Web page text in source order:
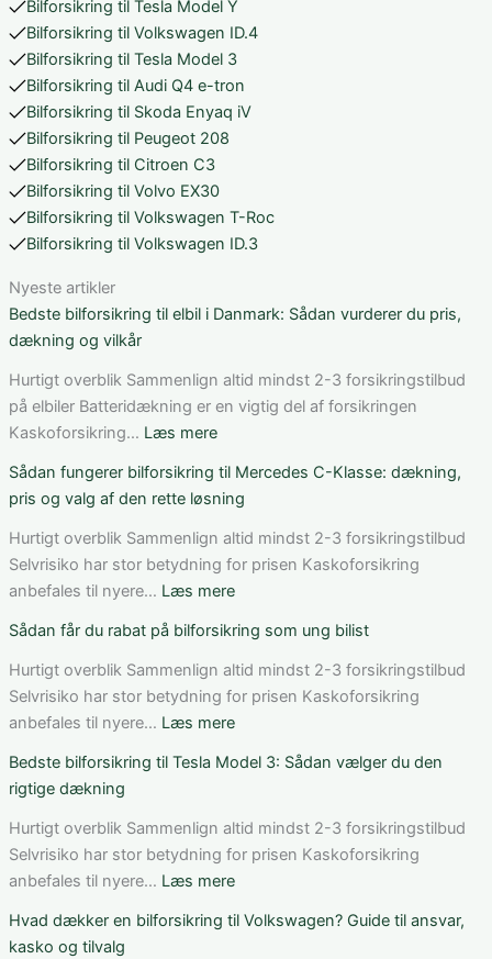
Bilforsikring til Tesla Model Y
Bilforsikring til Volkswagen ID.4
Bilforsikring til Tesla Model 3
Bilforsikring til Audi Q4 e-tron
Bilforsikring til Skoda Enyaq iV
Bilforsikring til Peugeot 208
Bilforsikring til Citroen C3
Bilforsikring til Volvo EX30
Bilforsikring til Volkswagen T-Roc
Bilforsikring til Volkswagen ID.3
Nyeste artikler
Bedste bilforsikring til elbil i Danmark: Sådan vurderer du pris,
dækning og vilkår
Hurtigt overblik Sammenlign altid mindst 2-3 forsikringstilbud
på elbiler Batteridækning er en vigtig del af forsikringen
Kaskoforsikring… Læs mere:
bilforsikring
elbil
i
Danmark:
vurderer
du
pris,
dækning
vilkår
Sådan fungerer bilforsikring til Mercedes C-Klasse: dækning,
pris og valg af den rette løsning
Hurtigt overblik Sammenlign altid mindst 2-3 forsikringstilbud
Selvrisiko har stor betydning for prisen Kaskoforsikring
anbefales til nyere… Læs mere:
fungerer
bilforsikring
til
Mercedes
Klasse:
pris
og
valg
den
Sådan får du rabat på bilforsikring som ung bilist
Hurtigt overblik Sammenlign altid mindst 2-3 forsikringstilbud
Selvrisiko har stor betydning for prisen Kaskoforsikring
anbefales til nyere… Læs mere:
får
rabat
på
bilforsikring
ung
Bedste bilforsikring til Tesla Model 3: Sådan vælger du den
rigtige dækning
Hurtigt overblik Sammenlign altid mindst 2-3 forsikringstilbud
Selvrisiko har stor betydning for prisen Kaskoforsikring
anbefales til nyere… Læs mere:
bilforsikring
Hvad dækker en bilforsikring til Volkswagen? Guide til ansvar,
kasko og tilvalg